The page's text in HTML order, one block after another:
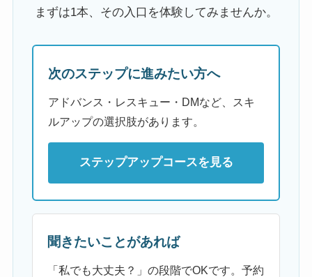
まずは1本、その入口を体験してみませんか。
次のステップに進みたい方へ
アドバンス・レスキュー・DMなど、スキ
ルアップの選択肢があります。
ステップアップコースを見る
聞きたいことがあれば
「私でも大丈夫？」の段階でOKです。予約